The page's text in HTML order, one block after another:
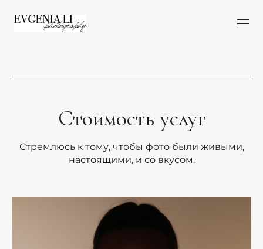
Стоимость услуг
Стремлюсь к тому, чтобы фото были живыми,
настоящими, и со вкусом.